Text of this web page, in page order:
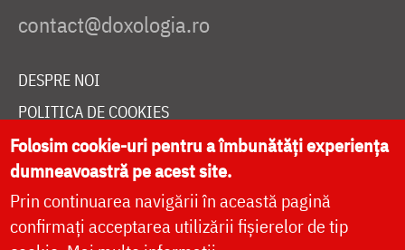
DESPRE NOI
POLITICA DE COOKIES
DONEAZĂ ONLINE PENTRU CATEDRALA NAȚIONALĂ
LIVE
Folosim cookie-uri pentru a îmbunătăți experiența
dumneavoastră pe acest site.
Prin continuarea navigării în această pagină
confirmați acceptarea utilizării fișierelor de tip